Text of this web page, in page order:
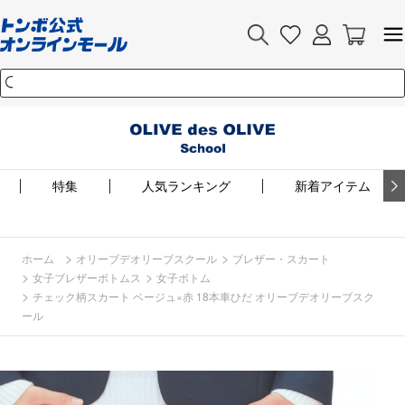
特集 人気ランキング 新着アイテム
ホーム > オリーブデオリーブスクール > ブレザー・スカート
> 女子ブレザーボトムス > 女子ボトム
> チェック柄スカート ベージュ×赤 18本車ひだ オリーブデオリーブスク
ール